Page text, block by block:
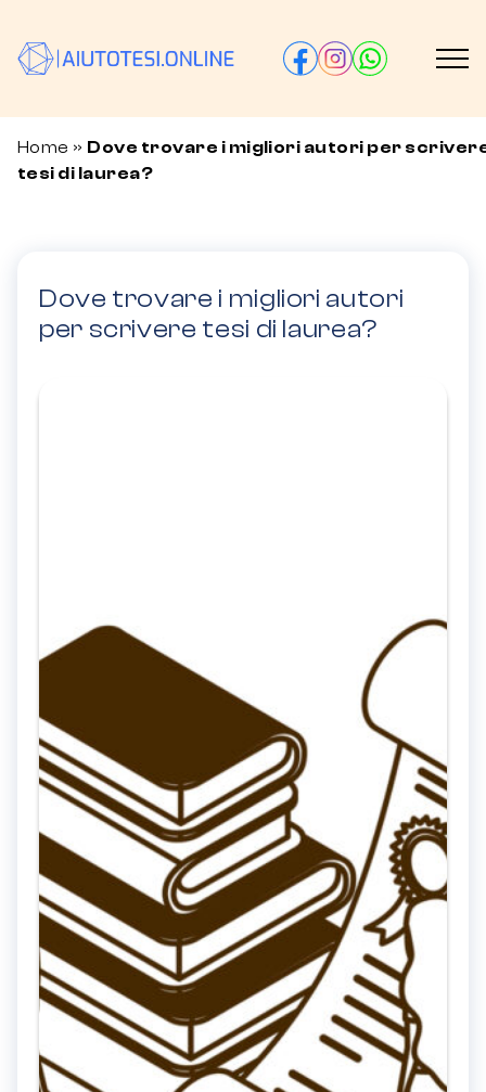
Home » Dove trovare i migliori autori per
tesi di laurea?
Dove trovare i migliori autori
per scrivere tesi di laurea?